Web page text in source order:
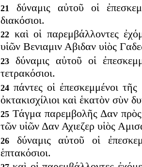
21
δύναμις αὐτοῦ οἱ
διακόσιοι.
22 καὶ οἱ παρεμβάλλοντες
υἱῶν Βενιαμιν Αβιδαν υἱὸς
23
δύναμις αὐτοῦ οἱ
τετρακόσιοι.
24 πάντες οἱ ἐπεσκεμμένοι
ὀκτακισχίλιοι καὶ ἑκατὸν σὺν
25 Τάγμα παρεμβολῆς Δαν
τῶν υἱῶν Δαν Αχιεζερ υἱὸς
26
δύναμις αὐτοῦ οἱ
ἑπτακόσιοι.